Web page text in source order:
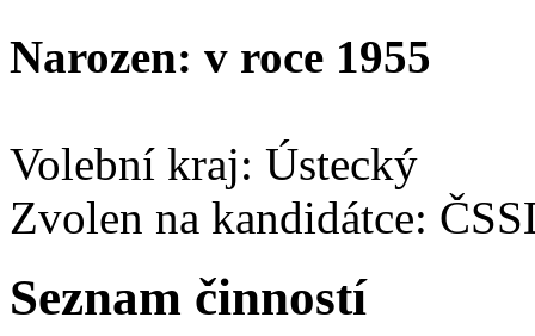
Narozen: v roce 1955
Volební kraj: Ústecký
Zvolen na kandidátce:
Seznam činností